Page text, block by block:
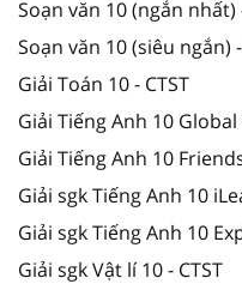
Soạn văn 10 (ngắn nhất)
Soạn văn 10 (siêu ngắn) -
Giải Toán 10 - CTST
Giải Tiếng Anh 10 Global
Giải Tiếng Anh 10
Giải sgk Tiếng Anh 10
Giải sgk Tiếng Anh 10
Giải sgk Vật lí 10 - CTST